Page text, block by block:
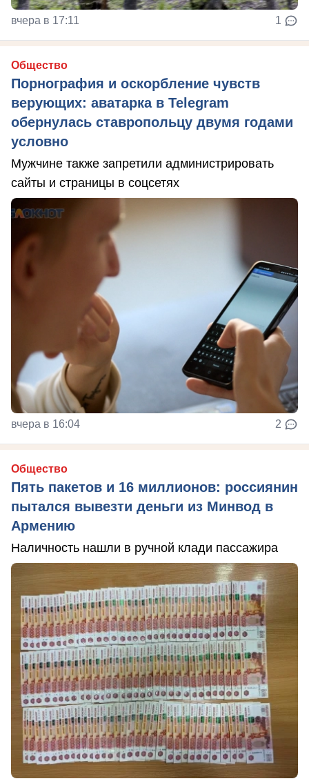
вчера в 17:11 1
Общество
Порнография и оскорбление чувств
верующих: аватарка в Telegram
обернулась ставропольцу двумя годами
условно
Мужчине также запретили администрировать
сайты и страницы в соцсетях
вчера в 16:04 2
Общество
Пять пакетов и 16 миллионов: россиянин
пытался вывезти деньги из Минвод в
Армению
Наличность нашли в ручной клади пассажира